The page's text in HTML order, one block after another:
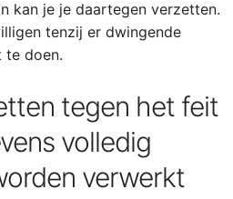
kan je je daartegen verzetten.
tenzij er dwingende
te doen.
tegen het feit
volledig
verwerkt